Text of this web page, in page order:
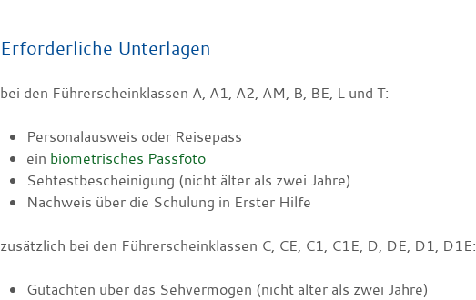
Erforderliche Unterlagen
bei den Führerscheinklassen A, A1, A2, AM, B, BE, L und T:
Personalausweis oder Reisepass
ein biometrisches Passfoto
Sehtestbescheinigung (nicht älter als zwei Jahre)
Nachweis über die Schulung in Erster Hilfe
zusätzlich bei den Führerscheinklassen C, CE, C1, C1E, D, DE, D1, D1E:
Gutachten über das Sehvermögen (nicht älter als zwei Jahre)